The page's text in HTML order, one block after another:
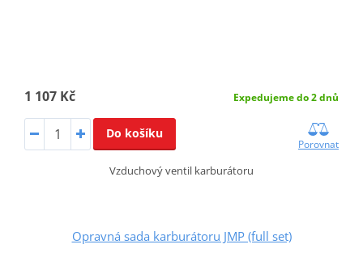
1 107 Kč Expedujeme do 2 dnů
Do košíku
Porovnat
Vzduchový ventil karburátoru
Opravná sada karburátoru JMP (full set)